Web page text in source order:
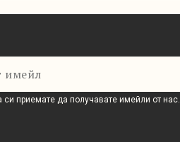
си приемате да получавате имейли от нас.